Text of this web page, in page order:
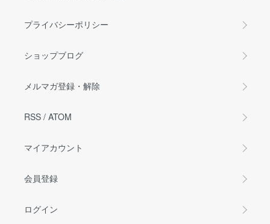
プライバシーポリシー
ショップブログ
メルマガ登録・解除
RSS / ATOM
マイアカウント
会員登録
ログイン